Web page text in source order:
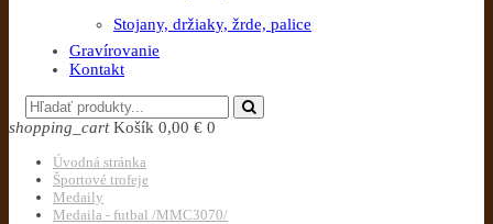
Stojany, držiaky, žrde, palice
Gravírovanie
Kontakt
shopping_cart Košík 0,00 € 0
Úvodná stránka
Športové trofeje
Medaily
Medaila - futbal /MMC3070/